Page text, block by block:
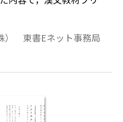
） 東書Eネット事務局